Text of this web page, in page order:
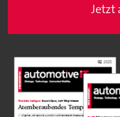
Jetzt